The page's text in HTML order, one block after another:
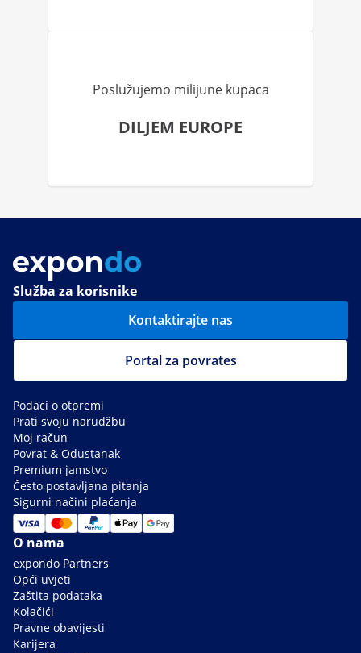
Poslužujemo milijune kupaca
DILJEM EUROPE
Služba za korisnike
Kontaktirajte nas
Portal za povrates
Podaci o otpremi
Prati svoju narudžbu
Moj račun
Povrat & Odustanak
Premium jamstvo
Često postavljana pitanja
Sigurni načini plaćanja
O nama
expondo Partners
Opći uvjeti
Zaštita podataka
Kolačići
Pravne obavijesti
Karijera